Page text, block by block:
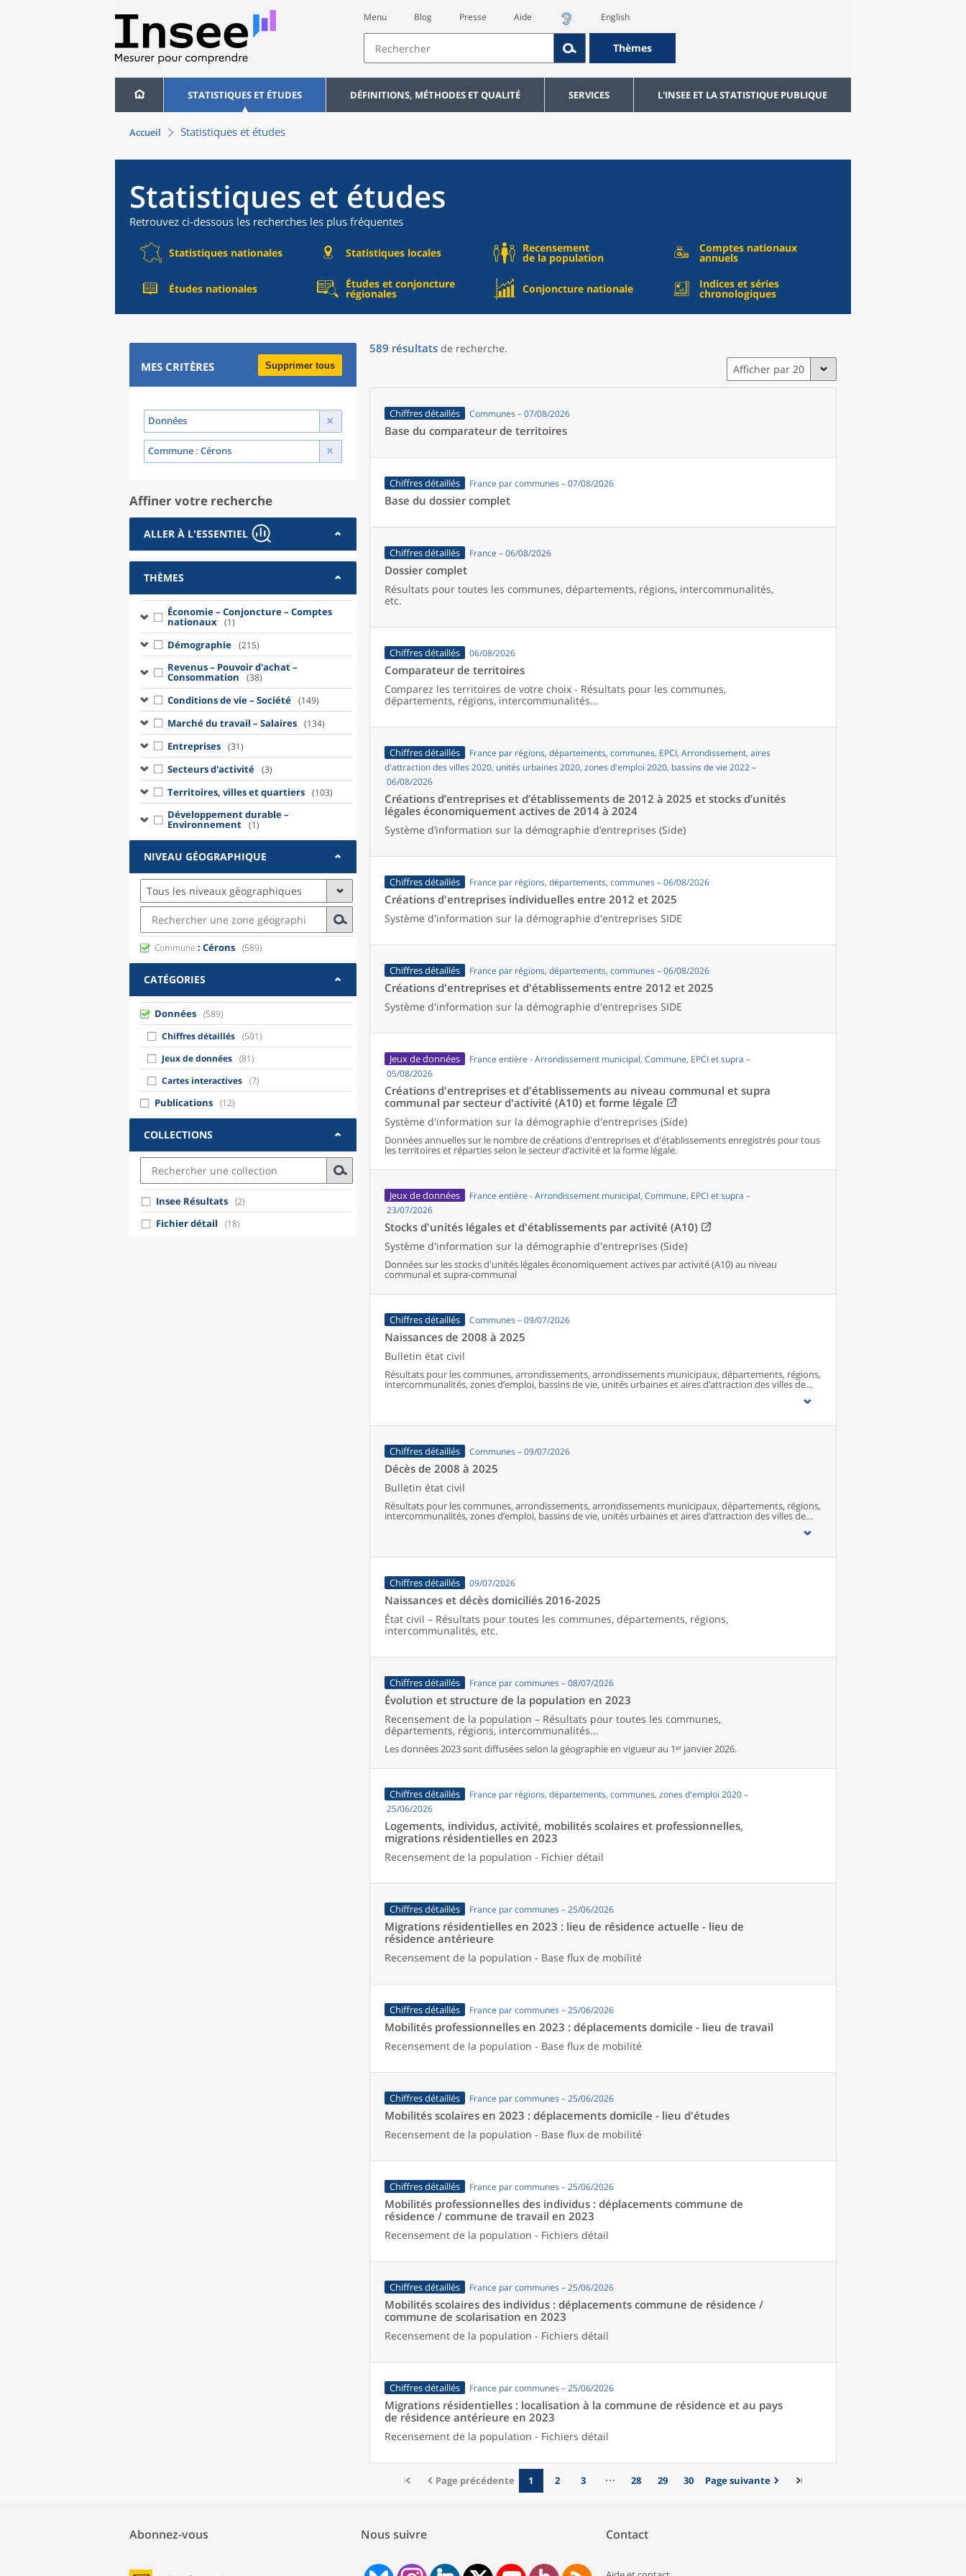
Menu Blog Presse Aide English
Thèmes
STATISTIQUES ET ÉTUDES DÉFINITIONS, MÉTHODES ET QUALITÉ SERVICES L'INSEE ET LA STATISTIQUE PUBLIQUE
Accueil Statistiques et études
Statistiques et études
Retrouvez ci-dessous les recherches les plus fréquentes
Statistiques nationales Statistiques locales Recensement
de la population
Comptes nationaux
annuels
Études nationales Études et conjoncture
régionales Conjoncture nationale Indices et séries
chronologiques
MES CRITÈRES Supprimer tous
Données
Commune : Cérons
Affiner votre recherche
ALLER À L'ESSENTIEL
THÈMES
Économie – Conjoncture – Comptes
nationaux (1)
Démographie (215)
Revenus – Pouvoir d'achat –
Consommation (38)
Conditions de vie – Société (149)
Marché du travail – Salaires (134)
Entreprises (31)
Secteurs d'activité (3)
Territoires, villes et quartiers (103)
Développement durable –
Environnement (1)
NIVEAU GÉOGRAPHIQUE
Tous les niveaux géographiques
Commune : Cérons (589)
CATÉGORIES
Données (589)
Chiffres détaillés (501)
Jeux de données (81)
Cartes interactives (7)
Publications (12)
COLLECTIONS
Insee Résultats (2)
Fichier détail (18)
589 résultats de recherche.
Afficher par 20
Chiffres détaillés Communes – 07/08/2026
Base du comparateur de territoires
Chiffres détaillés France par communes – 07/08/2026
Base du dossier complet
Chiffres détaillés France – 06/08/2026
Dossier complet
Résultats pour toutes les communes, départements, régions, intercommunalités,
etc.
Chiffres détaillés 06/08/2026
Comparateur de territoires
Comparez les territoires de votre choix - Résultats pour les communes,
départements, régions, intercommunalités...
Chiffres détaillés
France par régions, départements, communes, EPCI, Arrondissement, aires
d'attraction des villes 2020, unités urbaines 2020, zones d'emploi 2020, bassins de vie 2022 –
06/08/2026
Créations d’entreprises et d’établissements de 2012 à 2025 et stocks d’unités
légales économiquement actives de 2014 à 2024
Système d’information sur la démographie d’entreprises (Side)
Chiffres détaillés France par régions, départements, communes – 06/08/2026
Créations d'entreprises individuelles entre 2012 et 2025
Système d'information sur la démographie d'entreprises SIDE
Chiffres détaillés France par régions, départements, communes – 06/08/2026
Créations d'entreprises et d'établissements entre 2012 et 2025
Système d'information sur la démographie d'entreprises SIDE
Jeux de données
France entière - Arrondissement municipal, Commune, EPCI et supra –
05/08/2026
Créations d'entreprises et d'établissements au niveau communal et supra
communal par secteur d'activité (A10) et forme légale
Système d'information sur la démographie d'entreprises (Side)
Données annuelles sur le nombre de créations d'entreprises et d'établissements enregistrés pour tous
les territoires et réparties selon le secteur d’activité et la forme légale.
Jeux de données
France entière - Arrondissement municipal, Commune, EPCI et supra –
23/07/2026
Stocks d'unités légales et d'établissements par activité (A10)
Système d'information sur la démographie d'entreprises (Side)
Données sur les stocks d'unités légales économiquement actives par activité (A10) au niveau
communal et supra-communal
Chiffres détaillés Communes – 09/07/2026
Naissances de 2008 à 2025
Bulletin état civil
Résultats pour les communes, arrondissements, arrondissements municipaux, départements, régions,
intercommunalités, zones d’emploi, bassins de vie, unités urbaines et aires d’attraction des villes de
France (y compris Mayotte à partir de 2014).
Chiffres détaillés Communes – 09/07/2026
Décès de 2008 à 2025
Bulletin état civil
Résultats pour les communes, arrondissements, arrondissements municipaux, départements, régions,
intercommunalités, zones d’emploi, bassins de vie, unités urbaines et aires d’attraction des villes de
Chiffres détaillés 09/07/2026
Naissances et décès domiciliés 2016-2025
État civil – Résultats pour toutes les communes, départements, régions,
intercommunalités, etc.
Chiffres détaillés France par communes – 08/07/2026
Évolution et structure de la population en 2023
Recensement de la population – Résultats pour toutes les communes,
départements, régions, intercommunalités...
Les données 2023 sont diffusées selon la géographie en vigueur au 1ᵉʳ janvier 2026.
Chiffres détaillés
France par régions, départements, communes, zones d'emploi 2020 –
25/06/2026
Logements, individus, activité, mobilités scolaires et professionnelles,
migrations résidentielles en 2023
Recensement de la population - Fichier détail
Chiffres détaillés France par communes – 25/06/2026
Migrations résidentielles en 2023 : lieu de résidence actuelle - lieu de
résidence antérieure
Recensement de la population - Base flux de mobilité
Chiffres détaillés France par communes – 25/06/2026
Mobilités professionnelles en 2023 : déplacements domicile - lieu de travail
Recensement de la population - Base flux de mobilité
Chiffres détaillés France par communes – 25/06/2026
Mobilités scolaires en 2023 : déplacements domicile - lieu d'études
Recensement de la population - Base flux de mobilité
Chiffres détaillés France par communes – 25/06/2026
Mobilités professionnelles des individus : déplacements commune de
résidence / commune de travail en 2023
Recensement de la population - Fichiers détail
Chiffres détaillés France par communes – 25/06/2026
Mobilités scolaires des individus : déplacements commune de résidence /
commune de scolarisation en 2023
Recensement de la population - Fichiers détail
Chiffres détaillés France par communes – 25/06/2026
Migrations résidentielles : localisation à la commune de résidence et au pays
de résidence antérieure en 2023
Recensement de la population - Fichiers détail
Page précédente 1 2 3 28 29 30 Page suivante
Abonnez-vous Nous suivre Contact